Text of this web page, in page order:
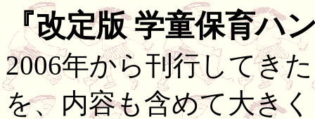
『改定版 学童保育ハ
2006年から刊行してき
を、内容も含めて大き